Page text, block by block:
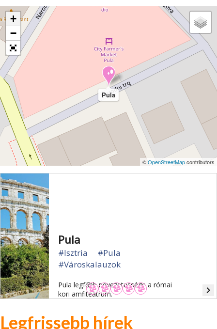
Pula
+
−
©OpenStreetMapcontributors
Pula
#Isztria
#Pula
#Városkalauzok
Pula legfőbb nevezetessége a római
kori amfiteátrum.
navigate_next
Legfrissebb hírek